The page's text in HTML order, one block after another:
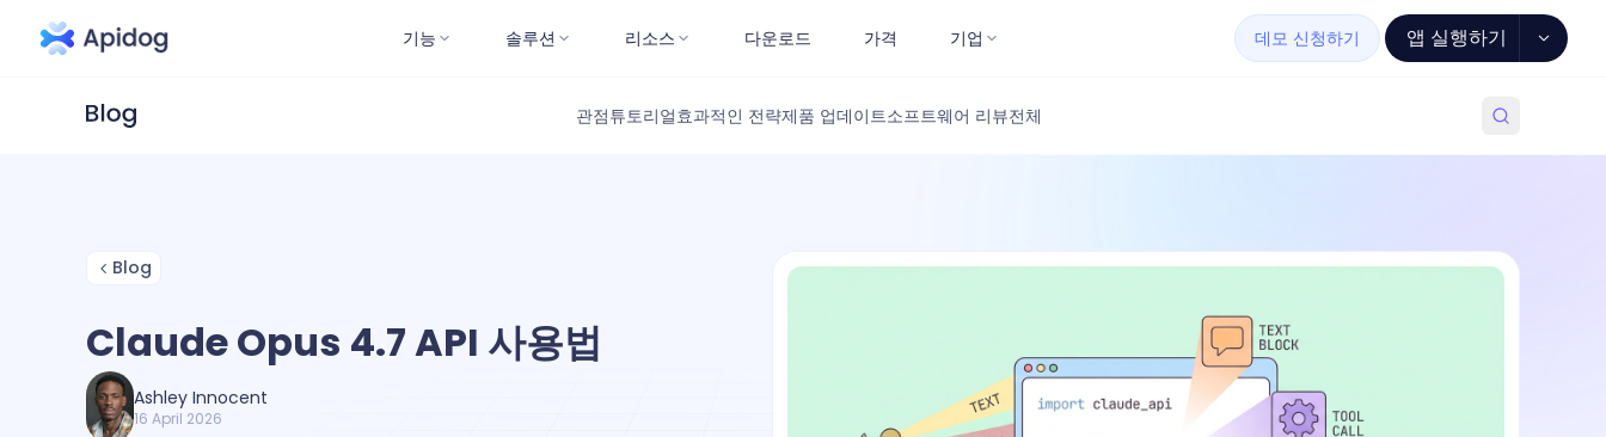
기능 솔루션 리소스 다운로드 가격 기업 데모 신청하기 앱 실행하기
관점튜토리얼효과적인 전략제품 업데이트소프트웨어 리뷰전체
Blog
Claude Opus 4.7 API 사용법
Ashley Innocent
16 April 2026